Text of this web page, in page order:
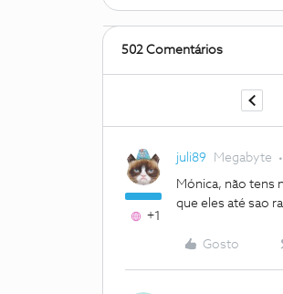
502 Comentários
+1
juli89 Megabyte
Mónica, não tens
que eles até sao
Gosto